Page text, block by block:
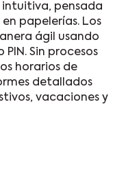
intuitiva, pensada
papelerías. Los
ágil usando
Sin procesos
horarios de
detallados
vacaciones y